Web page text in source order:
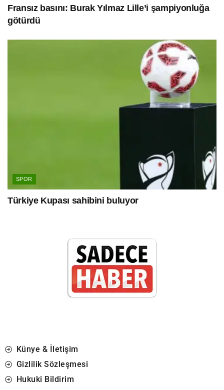
Fransız basını: Burak Yılmaz Lille’i şampiyonluğa
götürdü
SPOR
Türkiye Kupası sahibini buluyor
Künye & İletişim
Gizlilik Sözleşmesi
Hukuki Bildirim